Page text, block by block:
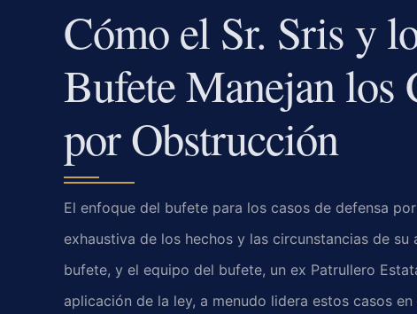
Cómo el Sr. Sris y
Bufete Manejan los
por Obstrucción
El enfoque del bufete para los casos de defensa
exhaustiva de los hechos y las circunstancias de
bufete, y el equipo del bufete, un ex Patrullero
aplicación de la ley, a menudo lidera estos casos